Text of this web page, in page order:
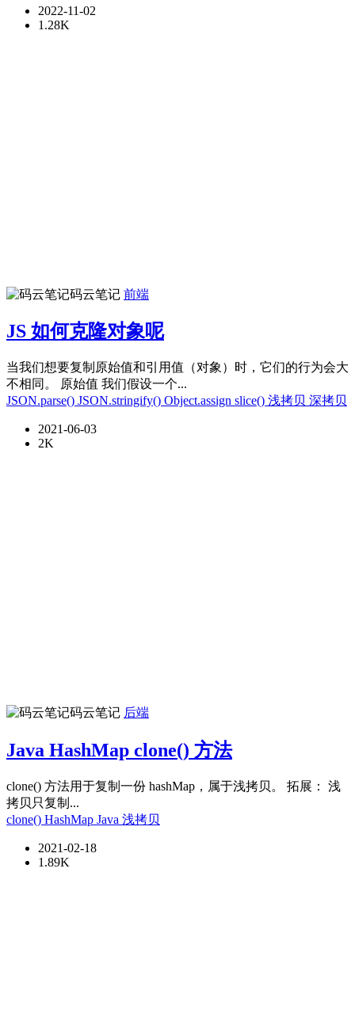
2022-11-02
1.28K
码云笔记 前端
JS 如何克隆对象呢
当我们想要复制原始值和引用值（对象）时，它们的行为会大
不相同。 原始值 我们假设一个...
JSON.parse() JSON.stringify() Object.assign slice() 浅拷贝 深拷贝
2021-06-03
2K
码云笔记 后端
Java HashMap clone() 方法
clone() 方法用于复制一份 hashMap，属于浅拷贝。 拓展： 浅
拷贝只复制...
clone() HashMap Java 浅拷贝
2021-02-18
1.89K